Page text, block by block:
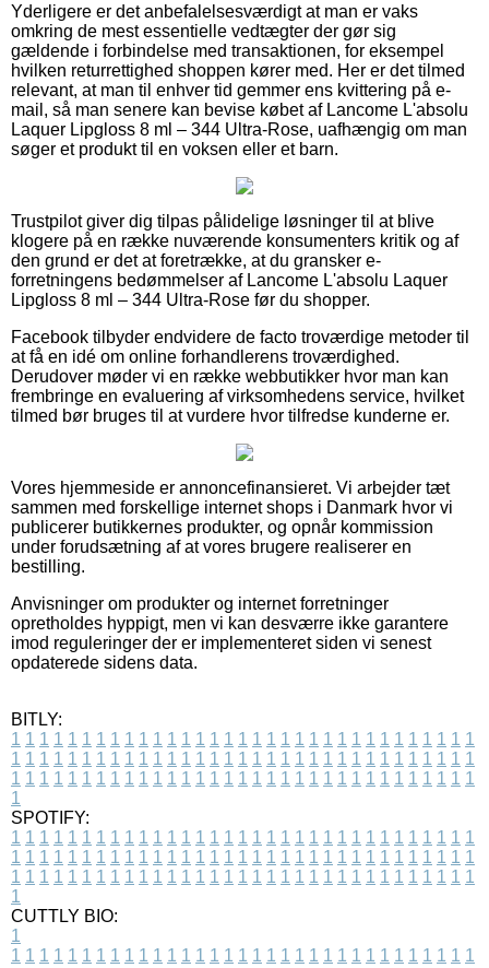
Yderligere er det anbefalelsesværdigt at man er vaks
omkring de mest essentielle vedtægter der gør sig
gældende i forbindelse med transaktionen, for eksempel
hvilken returrettighed shoppen kører med. Her er det tilmed
relevant, at man til enhver tid gemmer ens kvittering på e-
mail, så man senere kan bevise købet af Lancome L'absolu
Laquer Lipgloss 8 ml – 344 Ultra-Rose, uafhængig om man
søger et produkt til en voksen eller et barn.
Trustpilot giver dig tilpas pålidelige løsninger til at blive
klogere på en række nuværende konsumenters kritik og af
den grund er det at foretrække, at du gransker e-
forretningens bedømmelser af Lancome L'absolu Laquer
Lipgloss 8 ml – 344 Ultra-Rose før du shopper.
Facebook tilbyder endvidere de facto troværdige metoder til
at få en idé om online forhandlerens troværdighed.
Derudover møder vi en række webbutikker hvor man kan
frembringe en evaluering af virksomhedens service, hvilket
tilmed bør bruges til at vurdere hvor tilfredse kunderne er.
Vores hjemmeside er annoncefinansieret. Vi arbejder tæt
sammen med forskellige internet shops i Danmark hvor vi
publicerer butikkernes produkter, og opnår kommission
under forudsætning af at vores brugere realiserer en
bestilling.
Anvisninger om produkter og internet forretninger
opretholdes hyppigt, men vi kan desværre ikke garantere
imod reguleringer der er implementeret siden vi senest
opdaterede sidens data.
BITLY:
1 1 1 1 1 1 1 1 1 1 1 1 1 1 1 1 1 1 1 1 1 1 1 1 1 1 1 1 1 1 1 1 1
1 1 1 1 1 1 1 1 1 1 1 1 1 1 1 1 1 1 1 1 1 1 1 1 1 1 1 1 1 1 1 1 1
1 1 1 1 1 1 1 1 1 1 1 1 1 1 1 1 1 1 1 1 1 1 1 1 1 1 1 1 1 1 1 1 1
1
SPOTIFY:
1 1 1 1 1 1 1 1 1 1 1 1 1 1 1 1 1 1 1 1 1 1 1 1 1 1 1 1 1 1 1 1 1
1 1 1 1 1 1 1 1 1 1 1 1 1 1 1 1 1 1 1 1 1 1 1 1 1 1 1 1 1 1 1 1 1
1 1 1 1 1 1 1 1 1 1 1 1 1 1 1 1 1 1 1 1 1 1 1 1 1 1 1 1 1 1 1 1 1
1
CUTTLY BIO:
1
1 1 1 1 1 1 1 1 1 1 1 1 1 1 1 1 1 1 1 1 1 1 1 1 1 1 1 1 1 1 1 1 1